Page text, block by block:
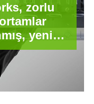
zorlu
yeni
point’i